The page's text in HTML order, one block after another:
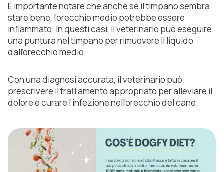
È importante notare che anche se il timpano sembra
stare bene, l'orecchio medio potrebbe essere
infiammato. In questi casi, il veterinario può eseguire
una puntura nel timpano per rimuovere il liquido
dall'orecchio medio.
Con una diagnosi accurata, il veterinario può
prescrivere il trattamento appropriato per alleviare il
dolore e curare l'infezione nell'orecchio del cane.